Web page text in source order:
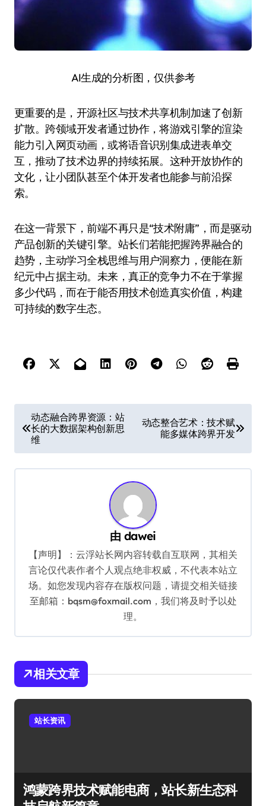
AI生成的分析图，仅供参考
更重要的是，开源社区与技术共享机制加速了创新
扩散。跨领域开发者通过协作，将游戏引擎的渲染
能力引入网页动画，或将语音识别集成进表单交
互，推动了技术边界的持续拓展。这种开放协作的
文化，让小团队甚至个体开发者也能参与前沿探
索。
在这一背景下，前端不再只是“技术附庸”，而是驱动
产品创新的关键引擎。站长们若能把握跨界融合的
趋势，主动学习全栈思维与用户洞察力，便能在新
纪元中占据主动。未来，真正的竞争力不在于掌握
多少代码，而在于能否用技术创造真实价值，构建
可持续的数字生态。
章
导
航
动态融合跨界资源：站
长的大数据架构创新思
维
动态整合艺术：技术赋
能多媒体跨界开发
由dawei
【声明】：云浮站长网内容转载自互联网，其相关
言论仅代表作者个人观点绝非权威，不代表本站立
场。如您发现内容存在版权问题，请提交相关链接
至邮箱：bqsm@foxmail.com，我们将及时予以处
理。
相关文章
站长资讯
鸿蒙跨界技术赋能电商，站长新生态科